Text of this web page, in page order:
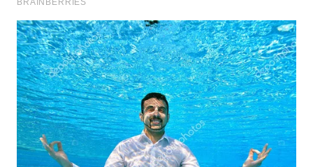
SUMEDANG
WN
CIANJUR
WN
KEPULAUAN
SERIBU